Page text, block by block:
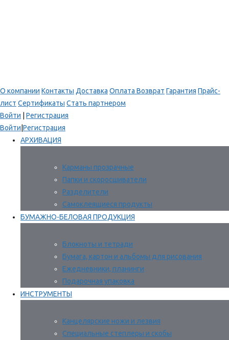
О компании Контакты Доставка Оплата Возврат Гарантия Прайс-
лист Сертификаты Стать партнером
Войти
Регистрация
Войти Регистрация
АРХИВАЦИЯ
Карманы прозрачные
Папки и скоросшиватели
Разделители
Самоклеящиеся продукты
БУМАЖНО-БЕЛОВАЯ ПРОДУКЦИЯ
Блокноты и тетради
Бумага, картон и альбомы для рисования
Ежедневники, планинги
Подарочная упаковка
ИНСТРУМЕНТЫ
Канцелярские ножи и лезвия
Специальные степлеры и скобы